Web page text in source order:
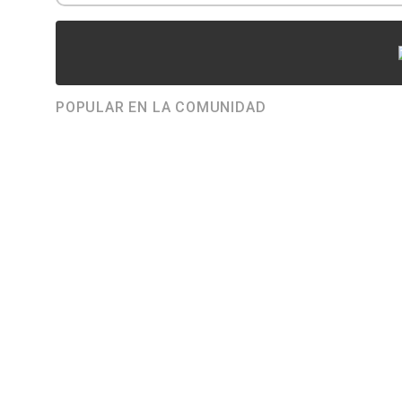
POPULAR EN LA COMUNIDAD